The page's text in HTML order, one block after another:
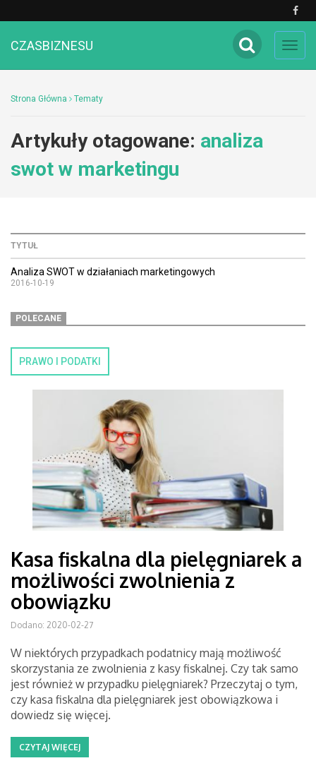
CZASBIZNESU
Strona Główna Tematy
Artykuły otagowane: analiza
swot w marketingu
TYTUŁ
Analiza SWOT w działaniach marketingowych
2016-10-19
POLECANE
PRAWO I PODATKI
Kasa fiskalna dla pielęgniarek a
możliwości zwolnienia z
obowiązku
Dodano: 2020-02-27
W niektórych przypadkach podatnicy mają możliwość
skorzystania ze zwolnienia z kasy fiskalnej. Czy tak samo
jest również w przypadku pielęgniarek? Przeczytaj o tym,
czy kasa fiskalna dla pielęgniarek jest obowiązkowa i
dowiedz się więcej.
CZYTAJ WIĘCEJ